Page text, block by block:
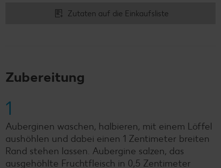
Zutaten auf die Einkaufsliste
Zubereitung
1
Auberginen waschen, halbieren, mit einem Löffel
aushöhlen und dabei einen 1 Zentimeter breiten
Rand stehen lassen. Aubergine salzen, das
ausgehöhlte Fruchtfleisch in 0,5 Zentimeter